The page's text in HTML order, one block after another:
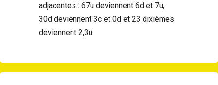
adjacentes : 67u deviennent 6d et 7u,
30d deviennent 3c et 0d et 23 dixièmes
deviennent 2,3u.